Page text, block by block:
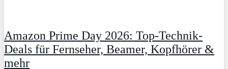
Amazon Prime Day 2026: Top-Technik-
Deals für Fernseher, Beamer, Kopfhörer &
mehr